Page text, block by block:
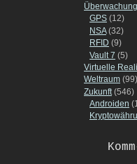
Überwachung
GPS (12)
NSA(32)
RFID (9)
Vault 7 (5)
Virtuelle
Weltraum (99)
Zukunft (546)
Androiden